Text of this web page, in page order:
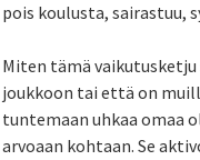
pois koulusta, sairastuu,
Miten tämä
joukkoon tai että on
tuntemaan uhkaa omaa
arvoaan kohtaan. Se